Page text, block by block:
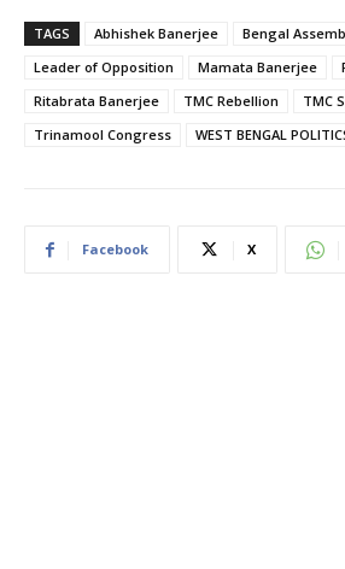
TAGS Abhishek Banerjee
Bengal
Leader of Opposition
Mamata Banerjee
Ritabrata Banerjee
TMC Rebellion
TMC
Trinamool Congress
WEST BENGAL
Facebook X